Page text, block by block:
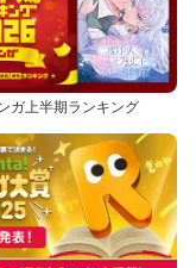
ガ上半期ランキング